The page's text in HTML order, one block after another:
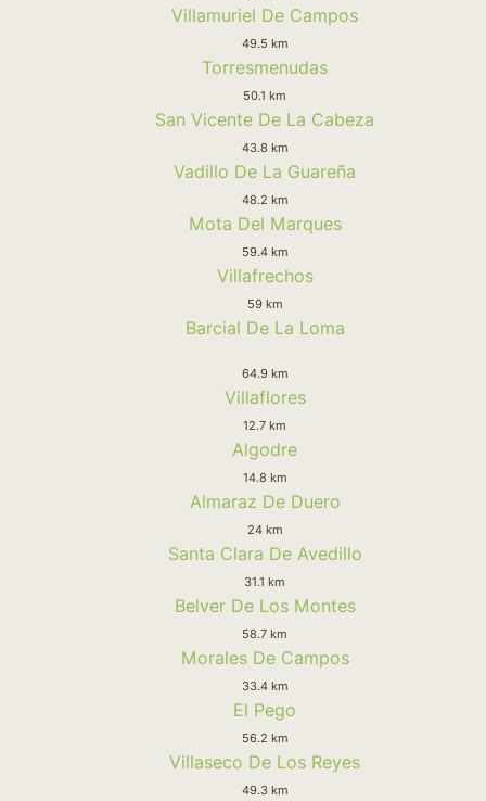
Villamuriel De Campos
49.5 km
Torresmenudas
50.1 km
San Vicente De La Cabeza
43.8 km
Vadillo De La Guareña
48.2 km
Mota Del Marques
59.4 km
Villafrechos
59 km
Barcial De La Loma
64.9 km
Villaflores
12.7 km
Algodre
14.8 km
Almaraz De Duero
24 km
Santa Clara De Avedillo
31.1 km
Belver De Los Montes
58.7 km
Morales De Campos
33.4 km
El Pego
56.2 km
Villaseco De Los Reyes
49.3 km